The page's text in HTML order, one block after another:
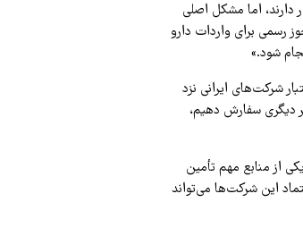
دارند، اما مشکل اصلی
رسمی برای واردات دارو
شود.»
شرکت‌های ایرانی نزد
دیگری سفارش دهیم،
از منابع مهم تأمین
این شرکت‌ها می‌تواند